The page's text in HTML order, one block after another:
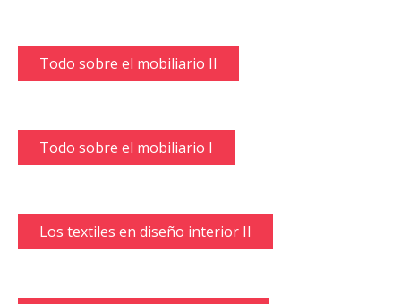
Todo sobre el mobiliario II
Todo sobre el mobiliario I
Los textiles en diseño interior II